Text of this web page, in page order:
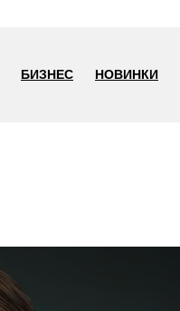
БИЗНЕС НОВИНКИ